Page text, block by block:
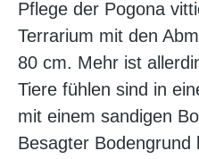
Pflege der Pogona
Terrarium mit den
80 cm. Mehr ist
Tiere fühlen sind in
mit einem sandigen
Besagter